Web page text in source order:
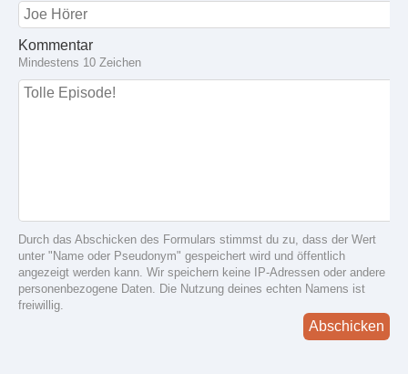
Kommentar
Mindestens 10 Zeichen
Durch das Abschicken des Formulars stimmst du zu, dass der Wert
unter "Name oder Pseudonym" gespeichert wird und öffentlich
angezeigt werden kann. Wir speichern keine IP-Adressen oder andere
personenbezogene Daten. Die Nutzung deines echten Namens ist
freiwillig.
Abschicken